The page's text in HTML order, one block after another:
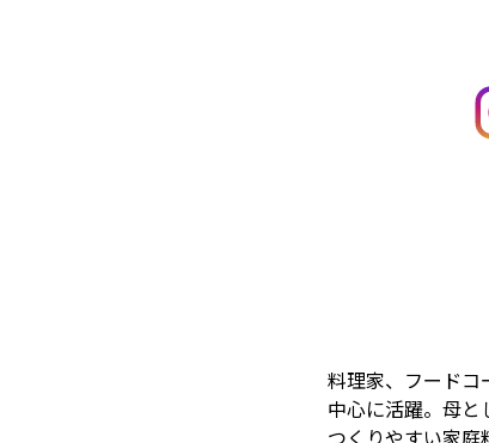
料理家、フードコ
中心に活躍。母
つくりやすい家